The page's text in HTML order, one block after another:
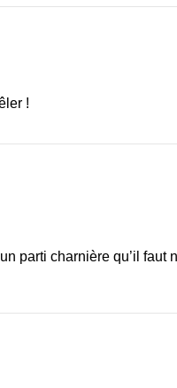
!
parti charnière qu’il